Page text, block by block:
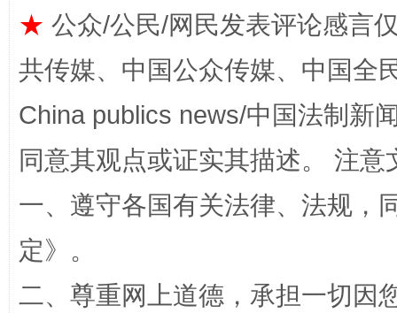
扯下公款旅游的“隐身衣” 如何以
★ 公众/公民/网民发表评论感言
共传媒、中国公众传媒、中国全
China publics news/中国法制新
同意其观点或证实其描述。 注
一、遵守各国有关法律、法规，
定》。
二、尊重网上道德，承担一切因